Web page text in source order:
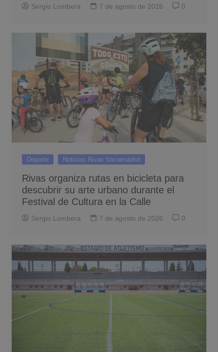
Sergio Lombera 7 de agosto de 2026 0
Deporte Noticias Rivas Vaciamadrid
Rivas organiza rutas en bicicleta para
descubrir su arte urbano durante el
Festival de Cultura en la Calle
Sergio Lombera 7 de agosto de 2026 0